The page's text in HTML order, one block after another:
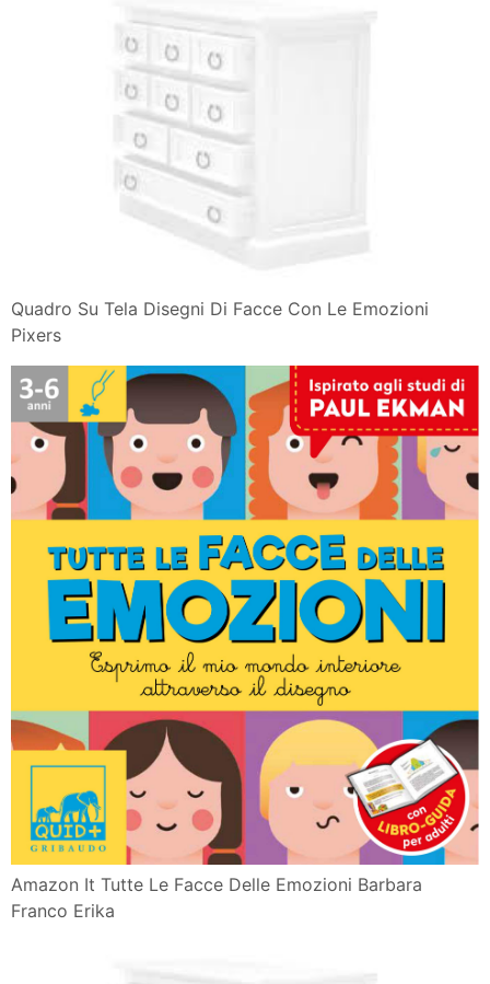
Quadro Su Tela Disegni Di Facce Con Le Emozioni
Pixers
Amazon It Tutte Le Facce Delle Emozioni Barbara
Franco Erika